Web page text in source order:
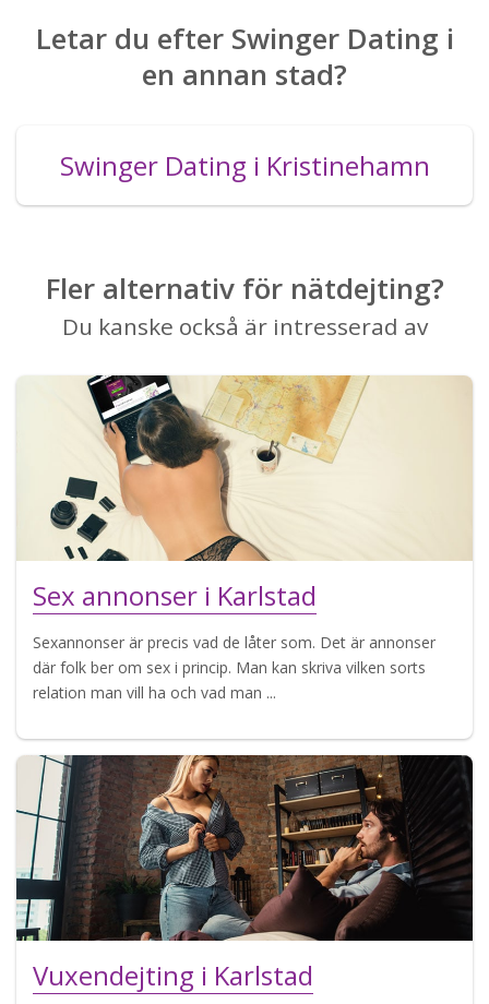
Letar du efter Swinger Dating i
en annan stad?
Swinger Dating i Kristinehamn
Fler alternativ för nätdejting?
Du kanske också är intresserad av
Sex annonser i Karlstad
Sexannonser är precis vad de låter som. Det är annonser
där folk ber om sex i princip. Man kan skriva vilken sorts
relation man vill ha och vad man ...
Vuxendejting i Karlstad